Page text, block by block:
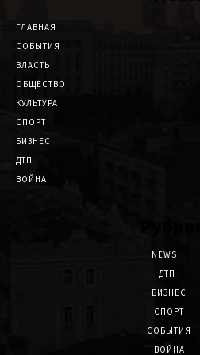
ГЛАВНАЯ
СОБЫТИЯ
ВЛАСТЬ
ОБЩЕСТВО
КУЛЬТУРА
СПОРТ
БИЗНЕС
ДТП
ВОЙНА
NEWS
ДТП
БИЗНЕС
СПОРТ
СОБЫТИЯ
ВОЙНА